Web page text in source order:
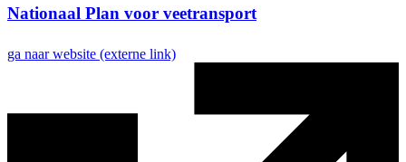
Nationaal Plan voor veetransport
ga naar website (externe link)